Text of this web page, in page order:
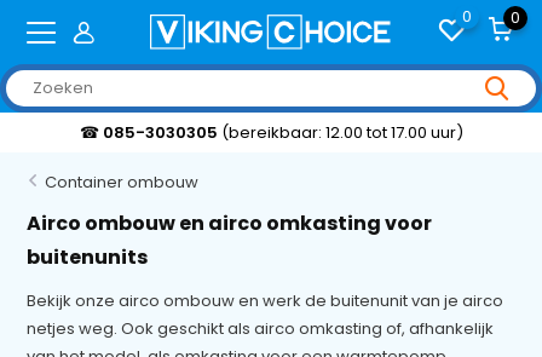
0 0
☎ 085-3030305 (bereikbaar: 12.00 tot 17.00 uur)
Container ombouw
Airco ombouw en airco omkasting voor
buitenunits
Bekijk onze airco ombouw en werk de buitenunit van je airco
netjes weg. Ook geschikt als airco omkasting of, afhankelijk